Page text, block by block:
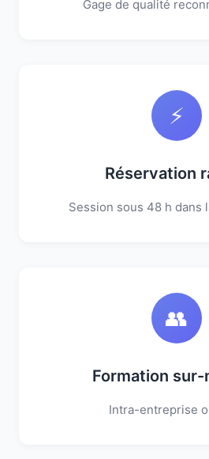
Gage de qualité
⚡
Réservation
Session sous 48 h dans
👥
Formation sur-
Intra-entreprise